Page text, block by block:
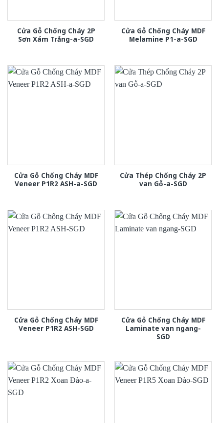
Cửa Gỗ Chống Cháy 2P
Sơn Xám Trắng-a-SGD
Cửa Gỗ Chống Cháy MDF
Melamine P1-a-SGD
Cửa Gỗ Chống Cháy MDF
Veneer P1R2 ASH-a-SGD
Cửa Thép Chống Cháy 2P
van Gỗ-a-SGD
Cửa Gỗ Chống Cháy MDF
Veneer P1R2 ASH-SGD
Cửa Gỗ Chống Cháy MDF
Laminate van ngang-
SGD